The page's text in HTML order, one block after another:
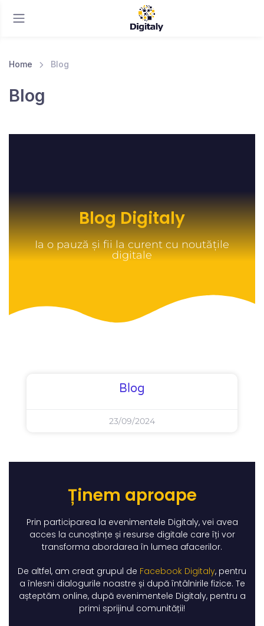
Home Blog
Blog
Blog Digitaly
Ia o pauză și fii la curent cu noutățile
digitale
Blog
23/09/2024
Ținem aproape
Prin participarea la evenimentele Digitaly, vei avea
acces la cunoștințe și resurse digitale care îți vor
transforma abordarea în lumea afacerilor.
De altfel, am creat grupul de Facebook Digitaly, pentru
a înlesni dialogurile noastre și după întâlnirile fizice. Te
așteptăm online, după evenimentele Digitaly, pentru a
primi sprijinul comunității!